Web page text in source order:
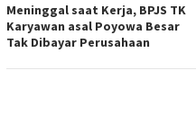
Meninggal saat Kerja, BPJS TK
Karyawan asal Poyowa Besar
Tak Dibayar Perusahaan